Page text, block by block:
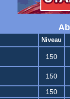
Niveau
150
150
150